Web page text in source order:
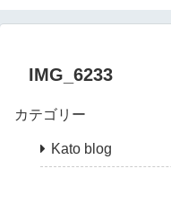
IMG_6233
カテゴリー
Kato blog